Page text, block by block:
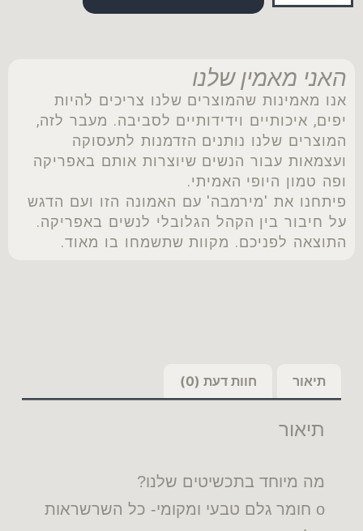
האני מאמין שלנו
אנו מאמינות שהמוצרים שלנו צריכים להיות
יפים, איכותיים וידידותיים לסביבה. מעבר לזה,
המוצרים שלנו נותנים הזדמנות לתעסוקה
ועצמאות עבור הנשים שיוצרות אותם באפריקה
ופה טמון היופי האמיתי.
פיתחנו את 'מירמבה' עם האמונה הזו ועם הדגש
על חיבור בין הקהל הגלובלי לנשים באפריקה.
התוצאה לפניכם. מקוות שתשמחו בו מאוד.
תיאור חוות דעת (0)
תיאור
מה מיוחד בתכשיטים שלנו?
o חומר גלם טבעי ומקומי- כל השרשראות